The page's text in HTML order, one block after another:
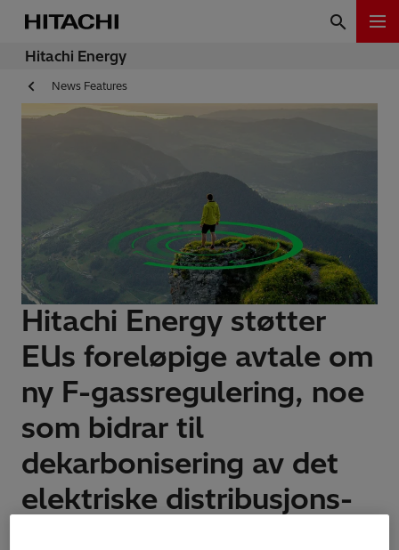
Hitachi Energy
News Features
Hitachi Energy støtter
EUs foreløpige avtale om
ny F-gassregulering, noe
som bidrar til
dekarbonisering av det
elektriske distribusjons-